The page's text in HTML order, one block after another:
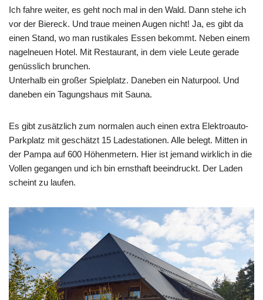
Ich fahre weiter, es geht noch mal in den Wald. Dann stehe ich
vor der Biereck. Und traue meinen Augen nicht! Ja, es gibt da
einen Stand, wo man rustikales Essen bekommt. Neben einem
nagelneuen Hotel. Mit Restaurant, in dem viele Leute gerade
genüsslich brunchen.
Unterhalb ein großer Spielplatz. Daneben ein Naturpool. Und
daneben ein Tagungshaus mit Sauna.
Es gibt zusätzlich zum normalen auch einen extra Elektroauto-
Parkplatz mit geschätzt 15 Ladestationen. Alle belegt. Mitten in
der Pampa auf 600 Höhenmetern. Hier ist jemand wirklich in die
Vollen gegangen und ich bin ernsthaft beeindruckt. Der Laden
scheint zu laufen.